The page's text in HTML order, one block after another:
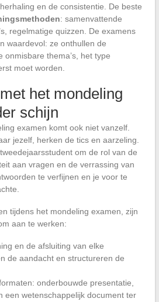
en de consistentie. De beste
: samenvattende
regelmatige quizzen. De examens
waardevol: ze onthullen de
thema’s, het type
moet worden.
het mondeling
schijn
examen komt ook niet vanzelf.
jezelf, herken de tics en aarzeling.
om de rol van de
aan vragen en de verrassing van
te verfijnen en je voor te
tijdens het mondeling examen, zijn
aan te werken:
en de afsluiting van elke
de aandacht en structureren de
onderbouwde presentatie,
een wetenschappelijk document ter